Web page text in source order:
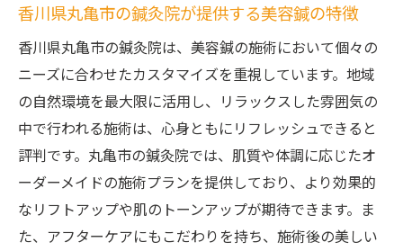
香川県丸亀市の鍼灸院が実施する若返り施
術
美容鍼によるコラーゲン生成の促進効果
肌のトーンを整える美容鍼のテクニック
美容鍼で得られる内面からの美しさ
実際に美容鍼で若返った方々の声
香川県丸亀市の鍼灸院で体験する美容鍼内側か
ら引き出す美しさ
香川県丸亀市の鍼灸院が提供する美容鍼の特徴
香川県丸亀市の鍼灸院は、美容鍼の施術において個々の
ニーズに合わせたカスタマイズを重視しています。地域
の自然環境を最大限に活用し、リラックスした雰囲気の
中で行われる施術は、心身ともにリフレッシュできると
評判です。丸亀市の鍼灸院では、肌質や体調に応じたオ
ーダーメイドの施術プランを提供しており、より効果的
なリフトアップや肌のトーンアップが期待できます。ま
た、アフターケアにもこだわりを持ち、施術後の美しい